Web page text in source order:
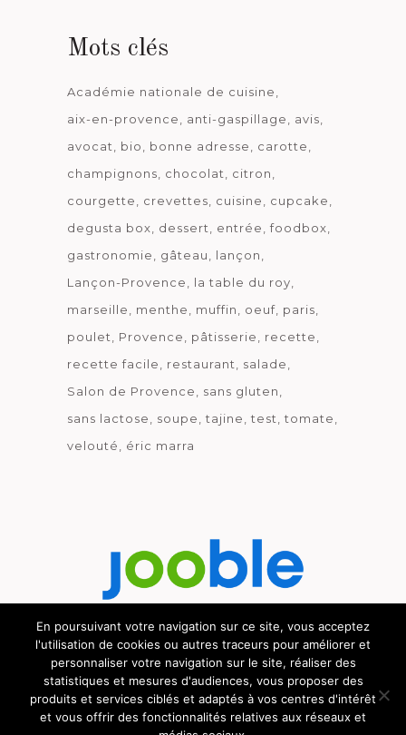
Mots clés
Académie nationale de cuisine
aix-en-provence
anti-gaspillage
avis
avocat
bio bonne adresse
carotte
champignons
chocolat
citron
courgette
crevettes cuisine
cupcake
degusta box
dessert entrée
foodbox
gastronomie
gâteau
lançon
Lançon-Provence
la table du roy
marseille
menthe muffin oeuf paris
poulet
Provence pâtisserie
recette
recette facile
restaurant
salade
Salon de Provence
sans gluten
sans lactose
soupe tajine test
tomate
velouté
éric marra
Découvrez le métier de la cuisine.
En poursuivant votre navigation sur ce site, vous acceptez
l'utilisation de cookies ou autres traceurs pour améliorer et
personnaliser votre navigation sur le site, réaliser des
statistiques et mesures d'audiences, vous proposer des
produits et services ciblés et adaptés à vos centres d'intérêt
et vous offrir des fonctionnalités relatives aux réseaux et